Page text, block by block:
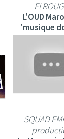
El
L'OUD
'musique
SQUAD